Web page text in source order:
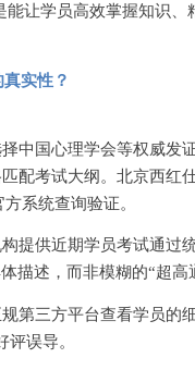
让学员高效掌握知识
实性？
择中国心理学会等权威发
配考试大纲。北京西红
系统查询验证。
构提供近期学员考试通过
描述，而非模糊的“超高
规第三方平台查看学员的
误导。